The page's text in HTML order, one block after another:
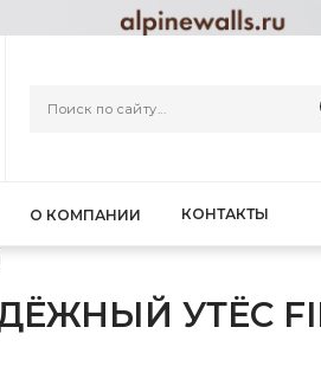
О КОМПАНИИ КОНТАКТЫ
УТЁС